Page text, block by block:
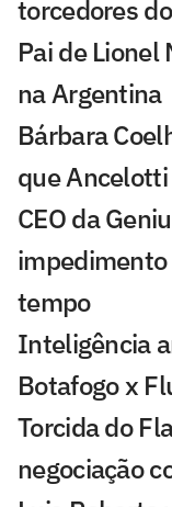
torcedores
Pai de Lionel
na Argentina
Bárbara
que
CEO da
tempo
Inteligência
Botafogo x
Torcida do
negociação